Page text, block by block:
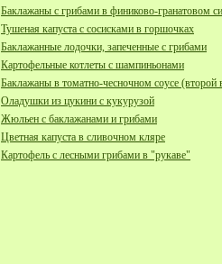
Баклажаны с грибами в финиково-гранатовом
Тушеная капуста с сосисками в горшочках
Баклажанные лодочки, запеченные с грибами
Картофельные котлеты с шампиньонами
Баклажаны в томатно-чесночном соусе (второй
Оладушки из цукини с кукурузой
Жюльен с баклажанами и грибами
Цветная капуста в сливочном кляре
Картофель с лесными грибами в "рукаве"